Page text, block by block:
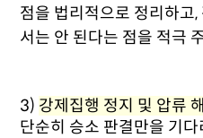
점을 법리적으로 정리하고
서는 안 된다는 점을 적극
3) 강제집행 정지 및 압류
단순히 승소 판결만을 기